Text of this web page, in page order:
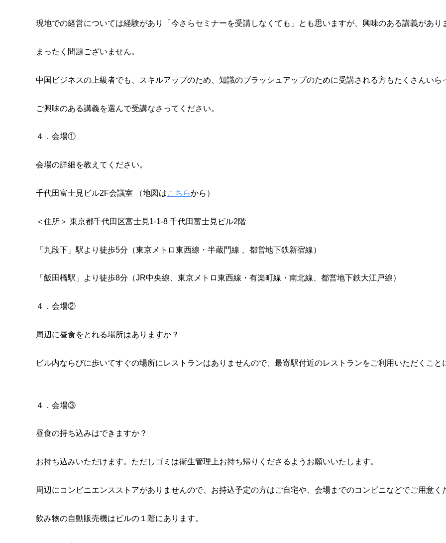
現地での経営については経験があり「今さらセミナーを受講しなくても」とも思いますが、興味のある講義があり
まったく問題ございません。
中国ビジネスの上級者でも、スキルアップのため、知識のブラッシュアップのために受講される方もたくさんいら
ご興味のある講義を選んで受講なさってください。
４．会場①
会場の詳細を教えてください。
千代田富士見ビル2F会議室 （地図はこちらから）
＜住所＞ 東京都千代田区富士見1-1-8 千代田富士見ビル2階
「九段下」駅より徒歩5分（東京メトロ東西線・半蔵門線 、都営地下鉄新宿線）
「飯田橋駅」より徒歩8分（JR中央線、東京メトロ東西線・有楽町線・南北線、都営地下鉄大江戸線）
４．会場②
周辺に昼食をとれる場所はありますか？
ビル内ならびに歩いてすぐの場所にレストランはありませんので、最寄駅付近のレストランをご利用いただくこと
４．会場③
昼食の持ち込みはできますか？
お持ち込みいただけます。ただしゴミは衛生管理上お持ち帰りくださるようお願いいたします。
周辺にコンビニエンスストアがありませんので、お持込予定の方はご自宅や、会場までのコンビニなどでご用意く
飲み物の自動販売機はビルの１階にあります。